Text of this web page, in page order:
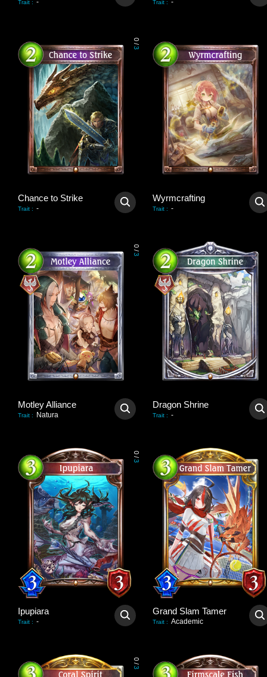
Trait : - Trait : -
0
/
3
Chance to Strike
Trait : -
Wyrmcrafting
Trait : -
0
/
3
Motley Alliance
Trait : Natura
Dragon Shrine
Trait : -
0
/
3
Ipupiara
Trait : -
Grand Slam Tamer
Trait : Academic
0
/
3